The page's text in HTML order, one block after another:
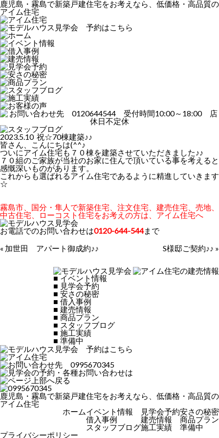
鹿児島・霧島で新築戸建住宅をお考えなら、低価格・高品質の
アイム住宅
2023.5.10 祝☆70棟建築♪♪
皆さん、こんにちは(^^♪
ついにアイム住宅も７０棟を建築させていただきました♪♪
７０組のご家族が当社のお家に住んで頂いている事を考えると
感慨深いものがあります。
これからも選ばれるアイム住宅であるように精進していきます
☆
霧島市、国分・隼人で新築住宅、注文住宅、建売住宅、売地、
中古住宅、ローコスト住宅をお考えの方は、アイム住宅へ
お電話でのお問い合わせは0120-644-544まで
« 加世田 アパート御成約♪♪ S様邸ご契約♪♪ »
■ イベント情報
■ 見学会予約
■ 安さの秘密
■ 借入事例
■ 建売情報
■ 商品プラン
■ スタッフブログ
■ 施工実績
■ 準備中
鹿児島・霧島で新築戸建住宅をお考えなら、低価格・高品質の
アイム住宅
安さの秘密
商品プラン
準備中
見学会予約
建売情報
施工実績
イベント情報
借入事例
スタッフブログ
ホーム
プライバシーポリシー